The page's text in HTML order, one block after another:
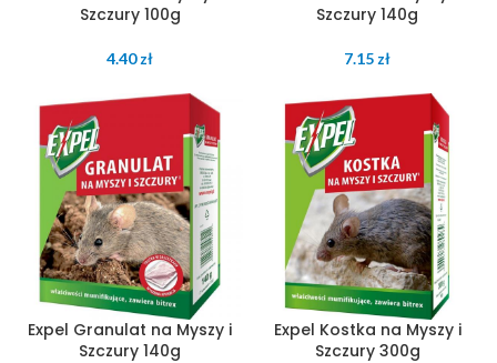
Szczury 100g
4.40zł
Szczury 140g
7.15 zł
Expel Granulat na Myszy i
Szczury 140g
Expel Kostka na Myszy i
Szczury 300g